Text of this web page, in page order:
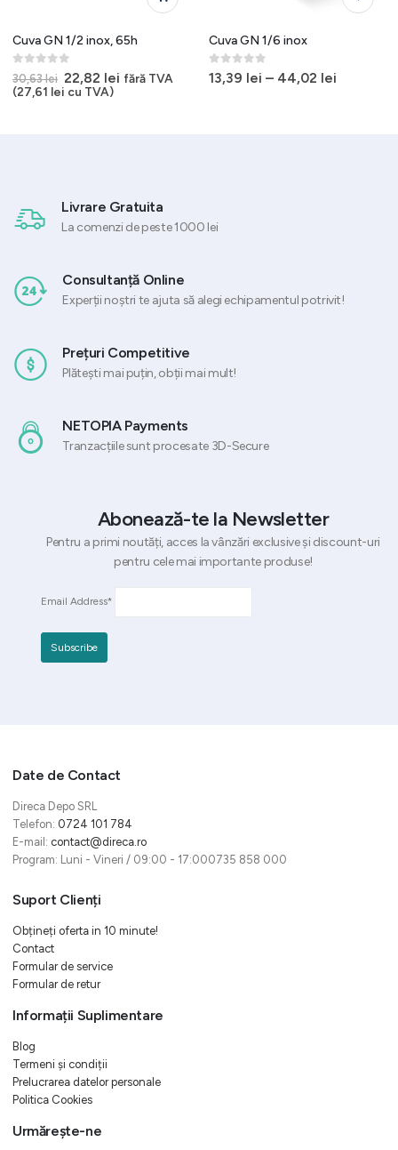
Cuva GN 1/2 inox, 65h
0out of 5
30,63lei Prețul
inițial
22,82 leiPrețul
fără TVA
(27,61 lei cu TVA)
Cuva GN 1/6 inox
0out of 5
13,39 lei – 44,02 lei
Livrare Gratuita
La comenzi de peste 1000 lei
Consultanță Online
Experții noștri te ajuta să alegi echipamentul potrivit!
Prețuri Competitive
Plătești mai puțin, obții mai mult!
NETOPIA Payments
Tranzacțiile sunt procesate 3D-Secure
Abonează-te la Newsletter
Pentru a primi noutăți, acces la vânzări exclusive și discount-uri
pentru cele mai importante produse!
Email Address*
Date de Contact
Direca Depo SRL
Telefon: 0724 101 784
E-mail: contact@direca.ro
Program: Luni - Vineri / 09:00 - 17:000735 858 000
Suport Clienți
Obțineți oferta in 10 minute!
Contact
Formular de service
Formular de retur
Informații Suplimentare
Blog
Termeni și condiții
Prelucrarea datelor personale
Politica Cookies
Urmărește-ne